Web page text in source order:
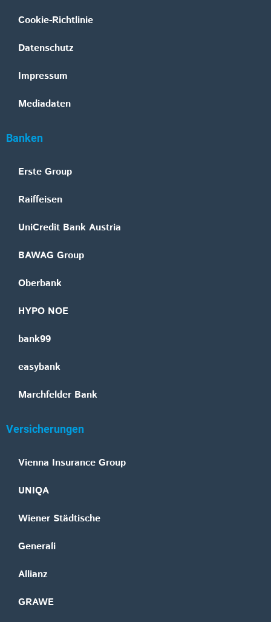
Cookie-Richtlinie
Datenschutz
Impressum
Mediadaten
Banken
Erste Group
Raiffeisen
UniCredit Bank Austria
BAWAG Group
Oberbank
HYPO NOE
bank99
easybank
Marchfelder Bank
Versicherungen
Vienna Insurance Group
UNIQA
Wiener Städtische
Generali
Allianz
GRAWE